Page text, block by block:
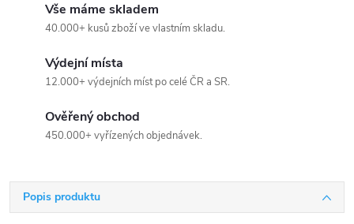
Vše máme skladem
40.000+ kusů zboží ve vlastním skladu.
Výdejní místa
12.000+ výdejních míst po celé ČR a SR.
Ověřený obchod
450.000+ vyřízených objednávek.
Popis produktu